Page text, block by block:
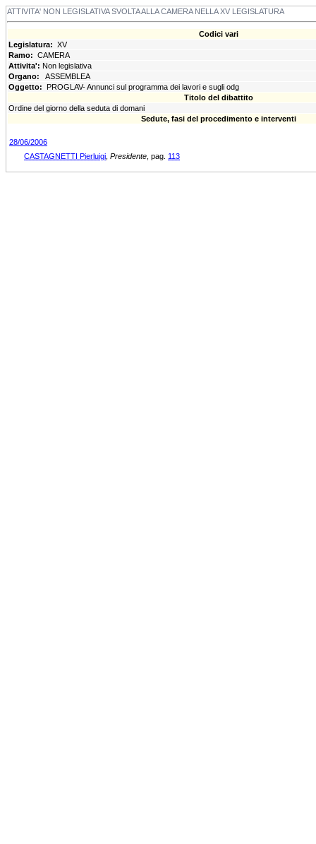
ATTIVITA' NON LEGISLATIVA SVOLTA ALLA CAMERA NELLA XV LEGISLATURA
Codici vari
Legislatura: XV
Ramo: CAMERA
Attivita': Non legislativa
Organo:
ASSEMBLEA
Oggetto: PROGLAV- Annunci sul programma dei lavori e sugli odg
Titolo del dibattito
Ordine del giorno della seduta di domani
Sedute, fasi del procedimento e interventi
28/06/2006
CASTAGNETTI Pierluigi Presidente , pag. 113